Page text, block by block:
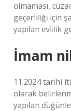
olmaması,
geçerliliği için
yapılan evlilik
İmam
11.2024 tarihi
olarak
yapılan